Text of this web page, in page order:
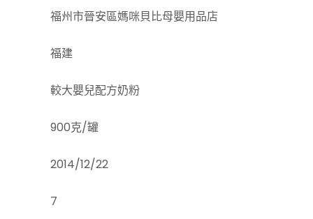
福州市晉安區媽咪貝比母嬰用品店
福建
較大嬰兒配方奶粉
900克/罐
2014/12/22
7